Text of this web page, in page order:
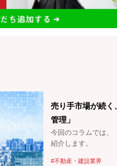
売り手市場が続く
管理」
今回のコラムでは、
紹介します。
不動産・建設業界